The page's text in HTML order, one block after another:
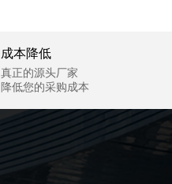
成本降低
真正的源头厂家
降低您的采购成本